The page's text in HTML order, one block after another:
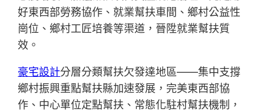
好東西部勞務協作、就業幫扶車間、鄉村公益性
崗位、鄉村工匠培養等渠道，晉陞就業幫扶質
效。
豪宅設計分層分類幫扶欠發達地區——集中支撐
鄉村振興重點幫扶縣加速發展，完美東西部協
作、中心單位定點幫扶、常態化駐村幫扶機制，